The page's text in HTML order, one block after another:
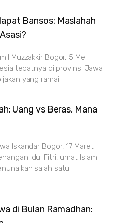
Bansos: Maslahah
Muzzakkir Bogor, 5 Mei
tepatnya di provinsi Jawa
yang ramai
Uang vs Beras, Mana
Iskandar Bogor, 17 Maret
Idul Fitri, umat Islam
salah satu
di Bulan Ramadhan: